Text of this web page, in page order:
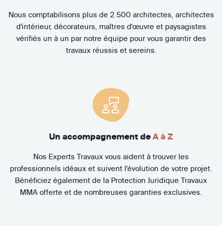
Nous comptabilisons plus de 2 500 architectes, architectes
d'intérieur, décorateurs, maîtres d'œuvre et paysagistes
vérifiés un à un par notre équipe pour vous garantir des
travaux réussis et sereins.
Un accompagnement de A à Z
Nos Experts Travaux vous aident à trouver les
professionnels idéaux et suivent l'évolution de votre projet.
Bénéficiez également de la Protection Juridique Travaux
MMA offerte et de nombreuses garanties exclusives.